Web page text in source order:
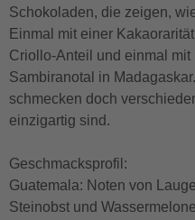
Schokoladen, die zeigen,
Einmal mit einer
Criollo-Anteil und einmal
Sambiranotal in
schmecken doch
einzigartig sind.
Geschmacksprofil:
Guatemala: Noten von
Steinobst und Wassermelone